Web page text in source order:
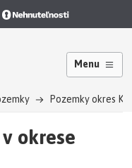
Menu
Pozemky okres
okrese